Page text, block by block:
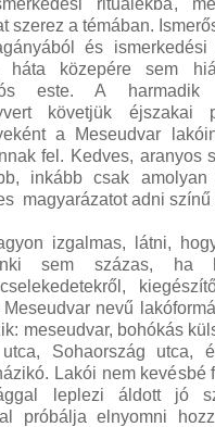
szerez a témában.
és ismerkedési
közepére sem
este. A
követjük éjszakai
a Meseudvar
fel. Kedves, aranyos
inkább csak
magyarázatot adni színű
izgalmas, látni,
sem százas, ha
Meseudvar nevű
meseudvar, bohókás
Sohaország utca,
Lakói nem kevésbé
leplezi áldott jó
próbálja elnyomni